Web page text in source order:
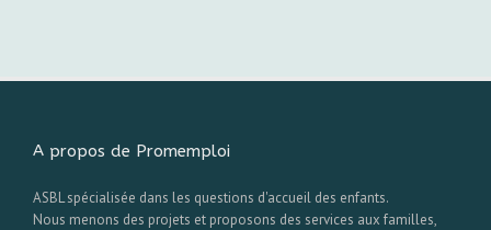
A propos de Promemploi
ASBL spécialisée dans les questions d'accueil des enfants.
Nous menons des projets et proposons des services aux familles,